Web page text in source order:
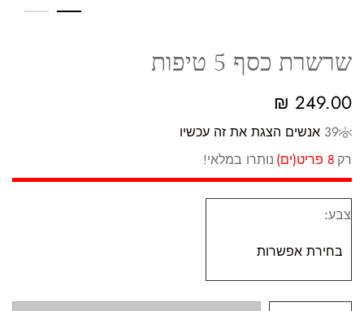
שרשרת כסף 5 טיפות
249.00
₪
39 אנשים הצגת את זה עכשיו
רק 8 פריט(ים) נותרו במלאי!
צבע